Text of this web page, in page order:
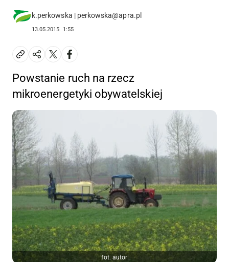
k.perkowska | perkowska@apra.pl
13.05.2015 1:55
Powstanie ruch na rzecz
mikroenergetyki obywatelskiej
fot. autor